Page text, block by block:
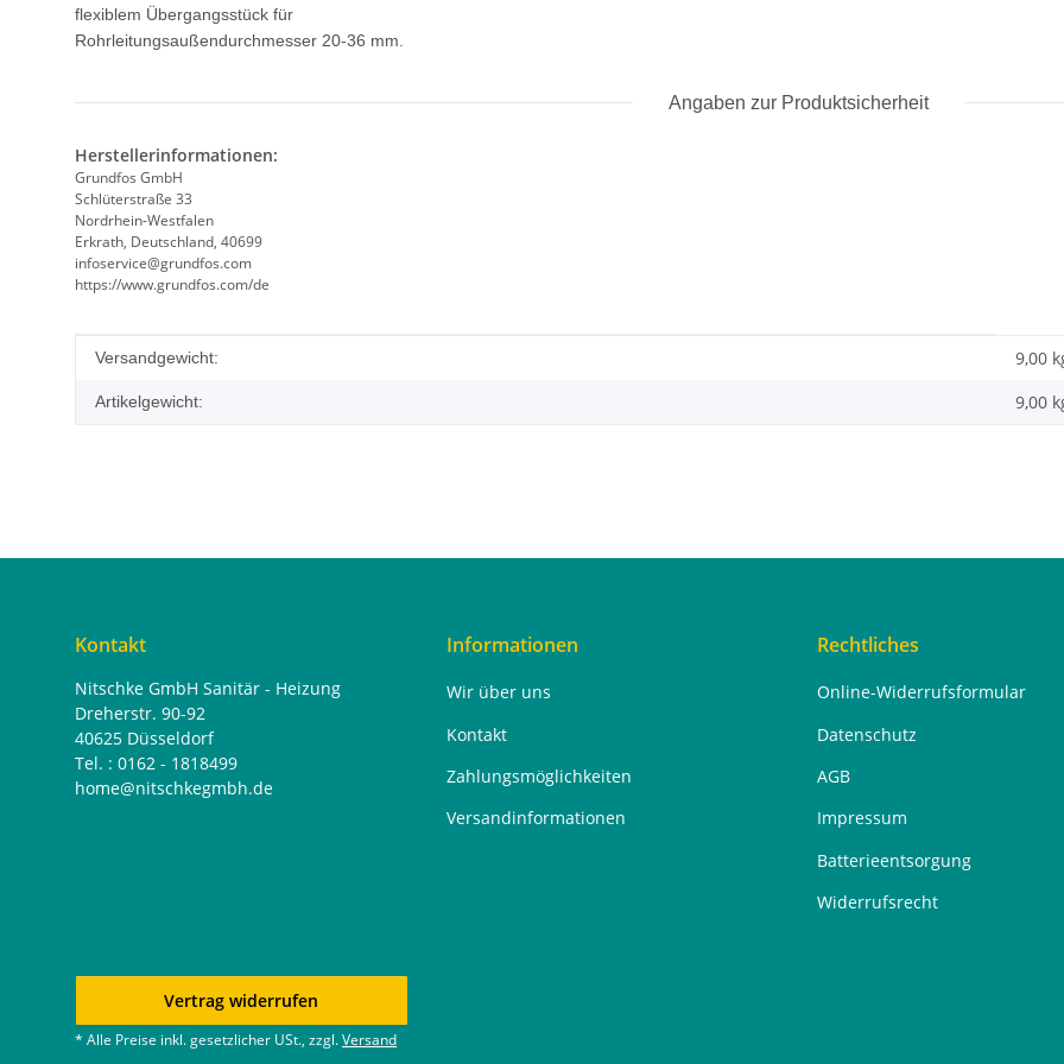
flexiblem Übergangsstück für
Rohrleitungsaußendurchmesser 20-36 mm.
Angaben zur Produktsicherheit
Herstellerinformationen:
Grundfos GmbH
Schlüterstraße 33
Nordrhein-Westfalen
Erkrath, Deutschland, 40699
infoservice@grundfos.com
https://www.grundfos.com/de
Produkteigenschaft
Wert
Versandgewicht: 9,00
Artikelgewicht: 9,00
Kontakt
Nitschke GmbH Sanitär - Heizung
Dreherstr. 90-92
40625 Düsseldorf
Tel. : 0162 - 1818499
home@nitschkegmbh.de
Informationen
Wir über uns
Kontakt
Zahlungsmöglichkeiten
Versandinformationen
Rechtliches
Online-Widerrufsformular
Datenschutz
AGB
Impressum
Batterieentsorgung
Widerrufsrecht
Vertrag widerrufen
* Alle Preise inkl. gesetzlicher USt., zzgl.Versand